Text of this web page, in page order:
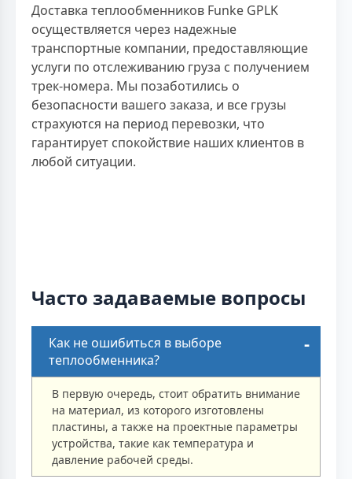
Доставка теплообменников Funke GPLK
осуществляется через надежные
транспортные компании, предоставляющие
услуги по отслеживанию груза с получением
трек-номера. Мы позаботились о
безопасности вашего заказа, и все грузы
страхуются на период перевозки, что
гарантирует спокойствие наших клиентов в
любой ситуации.
Часто задаваемые вопросы
Как не ошибиться в выборе
теплообменника?
В первую очередь, стоит обратить внимание
на материал, из которого изготовлены
пластины, а также на проектные параметры
устройства, такие как температура и
давление рабочей среды.